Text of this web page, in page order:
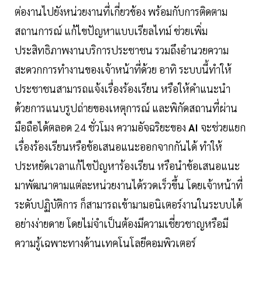
ต่องานไปยังหน่วยงานที่เกี่ยวข้อง พร้อมกับการติดตาม
สถานการณ์ แก้ไขปัญหาแบบเรียลไทม์ ช่วยเพิ่ม
ประสิทธิภาพงานบริการประชาชน รวมถึงอำนวยความ
สะดวกการทำงานของเจ้าหน้าที่ด้วย อาทิ ระบบนี้ทำให้
ประชาชนสามารถแจ้งเรื่องร้องเรียน หรือให้คำแนะนำ
ด้วยการแนบรูปถ่ายของเหตุการณ์ และพิกัดสถานที่ผ่าน
มือถือได้ตลอด 24 ชั่วโมง ความอัจฉริยะของ AI จะช่วยแยก
เรื่องร้องเรียนหรือข้อเสนอแนะออกจากกันได้ ทำให้
ประหยัดเวลาแก้ไขปัญหาร้องเรียน หรือนำข้อเสนอแนะ
มาพัฒนาตามแต่ละหน่วยงานได้รวดเร็วขึ้น โดยเจ้าหน้าที่
ระดับปฏิบัติการ ก็สามารถเข้ามามอนิเตอร์งานในระบบได้
อย่างง่ายดาย โดยไม่จำเป็นต้องมีความเชี่ยวชาญหรือมี
ความรู้เฉพาะทางด้านเทคโนโลยีคอมพิวเตอร์